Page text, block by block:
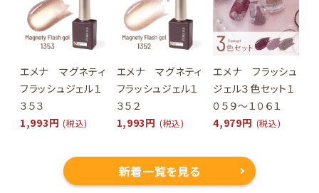
エメナ マグネティ
フラッシュジェル１
３５３
1,993円 (税込)
エメナ マグネティ
フラッシュジェル１
３５２
1,993円 (税込)
エメナ フラッシュ
ジェル３色セット１
０５９～１０６１
4,979円 (税込)
新着一覧を見る